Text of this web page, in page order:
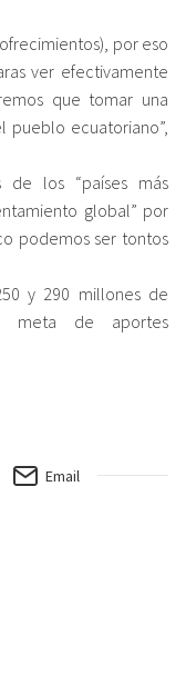
por eso
ver efectivamente
que tomar una
pueblo ecuatoriano”,
de los “países más
global” por
podemos ser tontos
y 290 millones de
meta de aportes
Email